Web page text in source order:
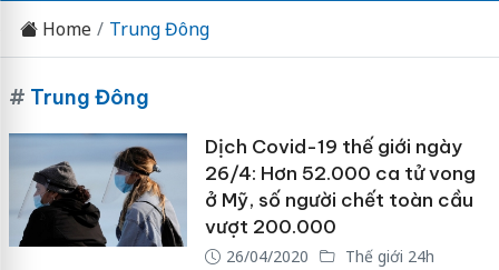
Home Trung Đông
# Trung Đông
Dịch Covid-19 thế giới ngày
26/4: Hơn 52.000 ca tử vong
ở Mỹ, số người chết toàn cầu
vượt 200.000
26/04/2020 Thế giới 24h